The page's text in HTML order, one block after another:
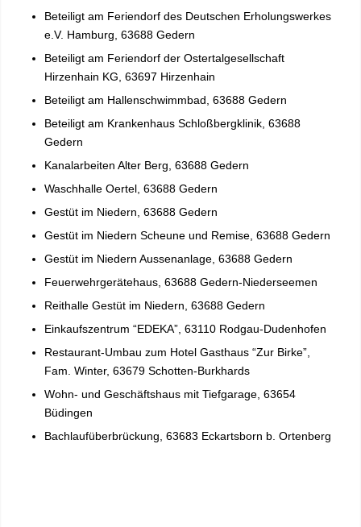
Beteiligt am Feriendorf des Deutschen Erholungswerkes
e.V. Hamburg, 63688 Gedern
Beteiligt am Feriendorf der Ostertalgesellschaft
Hirzenhain KG, 63697 Hirzenhain
Beteiligt am Hallenschwimmbad, 63688 Gedern
Beteiligt am Krankenhaus Schloßbergklinik, 63688
Gedern
Kanalarbeiten Alter Berg, 63688 Gedern
Waschhalle Oertel, 63688 Gedern
Gestüt im Niedern, 63688 Gedern
Gestüt im Niedern Scheune und Remise, 63688 Gedern
Gestüt im Niedern Aussenanlage, 63688 Gedern
Feuerwehrgerätehaus, 63688 Gedern-Niederseemen
Reithalle Gestüt im Niedern, 63688 Gedern
Einkaufszentrum “EDEKA”, 63110 Rodgau-Dudenhofen
Restaurant-Umbau zum Hotel Gasthaus “Zur Birke”,
Fam. Winter, 63679 Schotten-Burkhards
Wohn- und Geschäftshaus mit Tiefgarage, 63654
Büdingen
Bachlaufüberbrückung, 63683 Eckartsborn b. Ortenberg